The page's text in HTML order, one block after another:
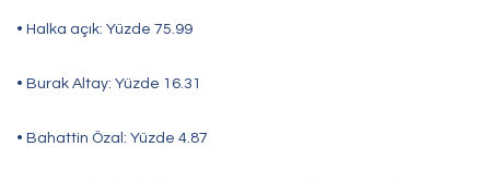
• Halka açık: Yüzde 75.99
• Burak Altay: Yüzde 16.31
• Bahattin Özal: Yüzde 4.87